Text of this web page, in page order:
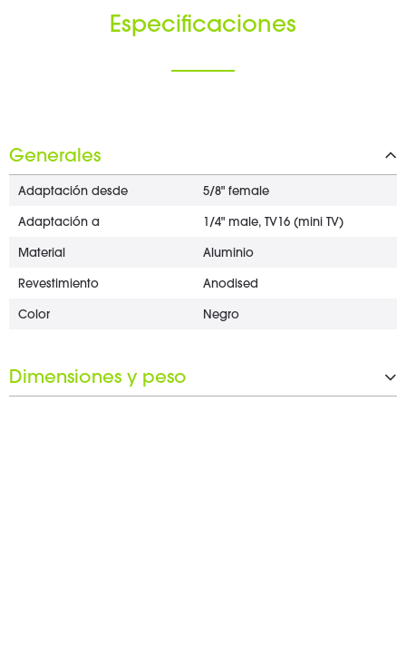
Especificaciones
Generales
Adaptación desde 5/8" female
Adaptación a 1/4" male, TV16 (mini TV)
Material Aluminio
Revestimiento Anodised
Color Negro
Dimensiones y peso